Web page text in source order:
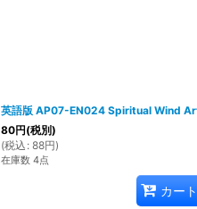
英語版 AP07-EN024 Spiritual Wind
80円(税別)
(税込 : 88円)
在庫数 4点
カー